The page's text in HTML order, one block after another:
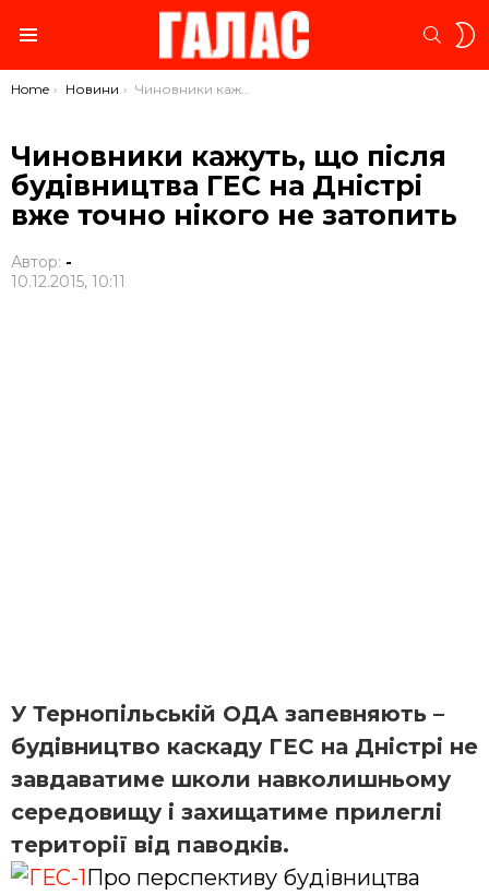
You are here:
Home Новини Чиновники кажуть, що після будівництва ГЕС на Дністрі вже точно нікого не затопить
Чиновники кажуть, що після
будівництва ГЕС на Дністрі
вже точно нікого не затопить
Автор: -
10.12.2015, 10:11
У Тернопільській ОДА запевняють –
будівництво каскаду ГЕС на Дністрі не
завдаватиме школи навколишньому
середовищу і захищатиме прилеглі
території від паводків.
Про перспективу будівництва